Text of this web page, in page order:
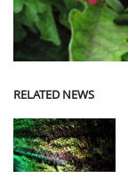
RELATED NEWS